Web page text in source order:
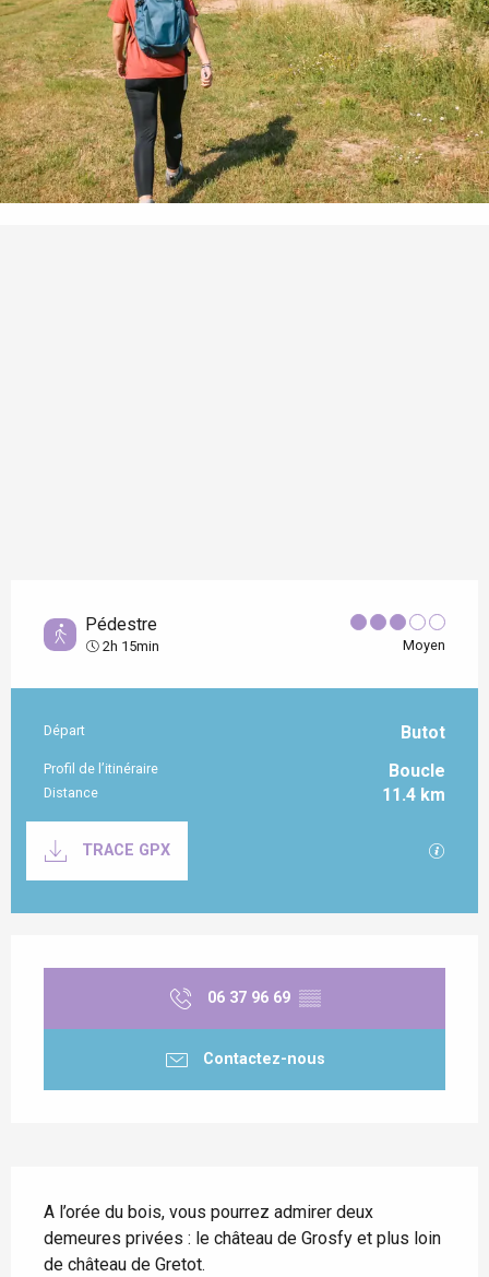
Pédestre
2h 15min Moyen
Informations pratiques
Départ Butot
Profil de l’itinéraire Boucle
Distance 11.4 km
TRACE GPX
06 37 96 69 ▒▒
Contactez-nous
A l’orée du bois, vous pourrez admirer deux
demeures privées : le château de Grosfy et plus loin
de château de Gretot.